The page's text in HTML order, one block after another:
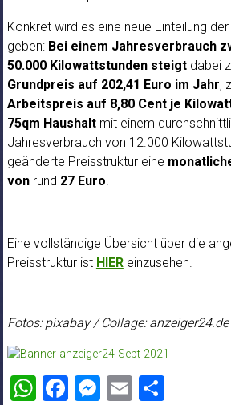
Konkret wird es eine neue Einteilung
geben: Bei einem Jahresverbrauch
50.000 Kilowattstunden steigtdabei
Grundpreis auf 202,41 Euro im Jahr,
Arbeitspreis auf 8,80 Cent je
75qm Haushaltmit einem
Jahresverbrauch von 12.000
geänderte Preisstruktur eine
vonrund 27 Euro.
Eine vollständige Übersicht über die
Preisstruktur ist HIEReinzusehen.
Fotos: pixabay / Collage: anzeiger24.de
WhatsApp
Facebook
Messenger
EmailTeilen